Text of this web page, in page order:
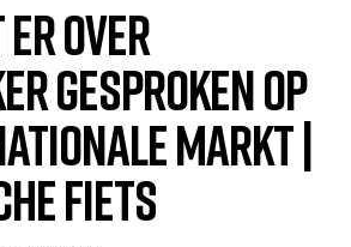
over
gesproken op
markt |
Fiets